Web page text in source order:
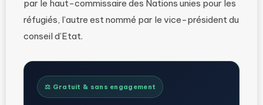
par le haut-commissaire des Nations unies pour les
réfugiés, l’autre est nommé par le vice-président du
conseil d’Etat.
⚖️ Gratuit & sans engagement